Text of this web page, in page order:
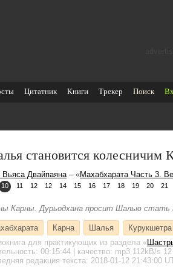
Цитатник Книги Трекер Поиск
становится колесничим
Вьяса Двайпаяна – «Махабхарата Часть 3.
10 11 12 12 14 15 16 17 18 19 20 21
Карны. Дурьодхана просит Шалью стать
Карна Шалья Курукшетра
для практикующих из раздела «
00:15:44 | качество: mp3 112kB/s
редакция текста: 2018-01-12 21:43:00